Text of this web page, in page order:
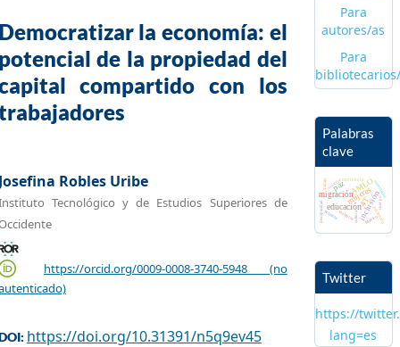
la economía: el
de la propiedad del
compartido con los
Robles Uribe
Tecnológico y de Estudios Superiores de
https://orcid.org/0009-0008-3740-5948 (no
https://doi.org/10.31391/n5q9ev45
Para
autores/as
Para
Palabras
clave
educacióninclusión
mujeres
migraciónAMLO
4T
pazconciencia
semefo
protección
trabajo maternidad
lactancia cultura
violencia México
discapacidad cuerpo
Twitter
https://
lang=es